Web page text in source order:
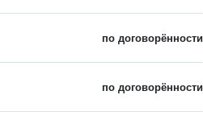
по договорённости
по договорённости